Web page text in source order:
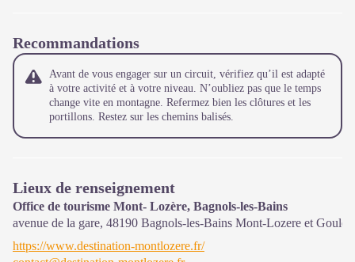
Recommandations
Avant de vous engager sur un circuit, vérifiez qu’il est adapté
à votre activité et à votre niveau. N’oubliez pas que le temps
change vite en montagne. Refermez bien les clôtures et les
portillons. Restez sur les chemins balisés.
Lieux de renseignement
Office de tourisme Mont- Lozère, Bagnols-les-Bains
avenue de la gare, 48190 Bagnols-les-Bains Mont-Lozere et Goulet
https://www.destination-montlozere.fr/